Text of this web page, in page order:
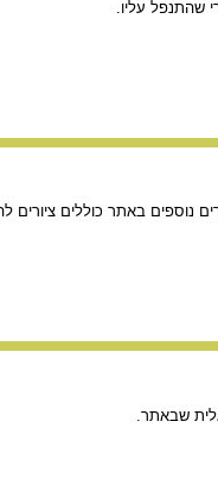
נוספים באתר כוללים ציורים
שבאתר.